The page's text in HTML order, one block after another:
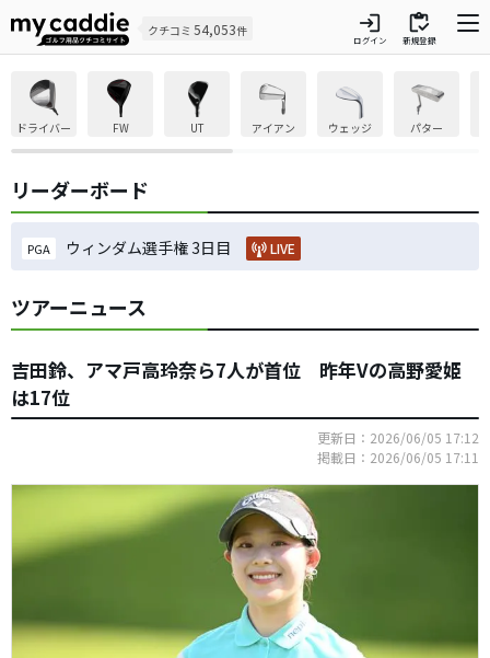
クチコミ 54,053件 login
ログイン
inventory
新規登録
ドライバー FW UT アイアン ウェッジ パター
リーダーボード
PGA ウィンダム選手権 3日目 LIVE
ツアーニュース
吉田鈴、アマ戸高玲奈ら7人が首位 昨年Vの高野愛姫
は17位
更新日：2026/06/05 17:12
掲載日：2026/06/05 17:11